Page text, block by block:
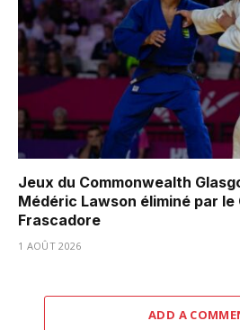
Jeux du Commonwealth
Médéric Lawson éliminé par le
Frascadore
1 AOÛT 2026
ADD A